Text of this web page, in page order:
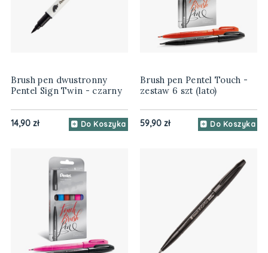
Brush pen dwustronny
Pentel Sign Twin - czarny
14,90 zł Do Koszyka
Brush pen Pentel Touch -
zestaw 6 szt (lato)
59,90 zł Do Koszyka